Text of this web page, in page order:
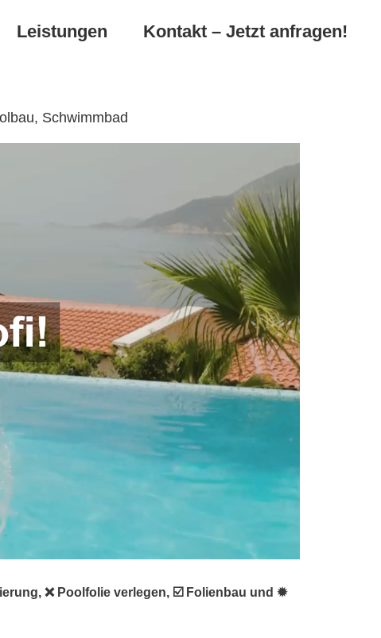
Leistungen Kontakt – Jetzt anfragen!
Schwimmbad
❌ Poolfolie verlegen, ☑️ Folienbau und ✹